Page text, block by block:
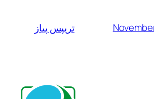
تریپس پیاز